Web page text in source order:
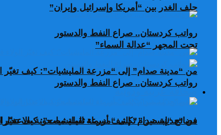
رواتب كردستان.. صراع النفط والدستور
من “مدينة صدام” إلى “مزرعة المليشيات”: كيف تغيّر
صحافة عربية ودولية
فضائح “إبستين” تكشف أسماء ثقيلة مصحوبة
حلف الغدر بين “أمريكا وإسرائيل وإيران”
تحت المجهر “عدالة السماء”
رواتب كردستان.. صراع النفط والدستور
من “مدينة صدام” إلى “مزرعة المليشيات”: كيف تغيّر